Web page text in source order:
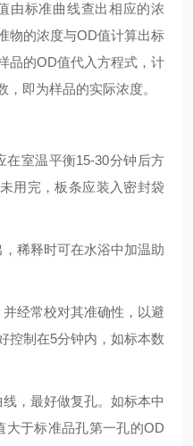
由标准曲线查出相应的浓
物的浓度与OD值计算出标
品的OD值代入方程式，计
即为样品的实际浓度。
在室温平衡15-30分钟后方
用完，板条应装入密封袋
稀释时可在水浴中加温助
经常校对其准确性，以避
控制在5分钟内，如标本数
，最好做复孔。如标本中
大于标准品孔第一孔的OD